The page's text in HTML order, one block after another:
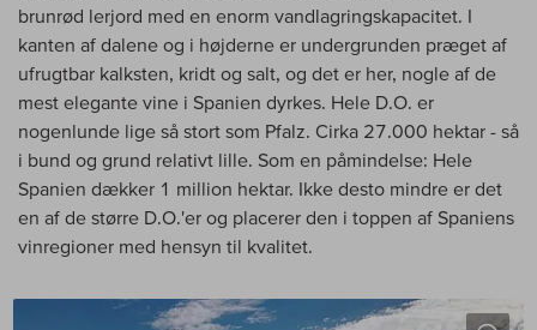
brunrød lerjord med en enorm vandlagringskapacitet. I
kanten af dalene og i højderne er undergrunden præget af
ufrugtbar kalksten, kridt og salt, og det er her, nogle af de
mest elegante vine i Spanien dyrkes. Hele D.O. er
nogenlunde lige så stort som Pfalz. Cirka 27.000 hektar - så
i bund og grund relativt lille. Som en påmindelse: Hele
Spanien dækker 1 million hektar. Ikke desto mindre er det
en af de større D.O.'er og placerer den i toppen af Spaniens
vinregioner med hensyn til kvalitet.